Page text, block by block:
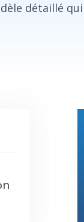
détaillé